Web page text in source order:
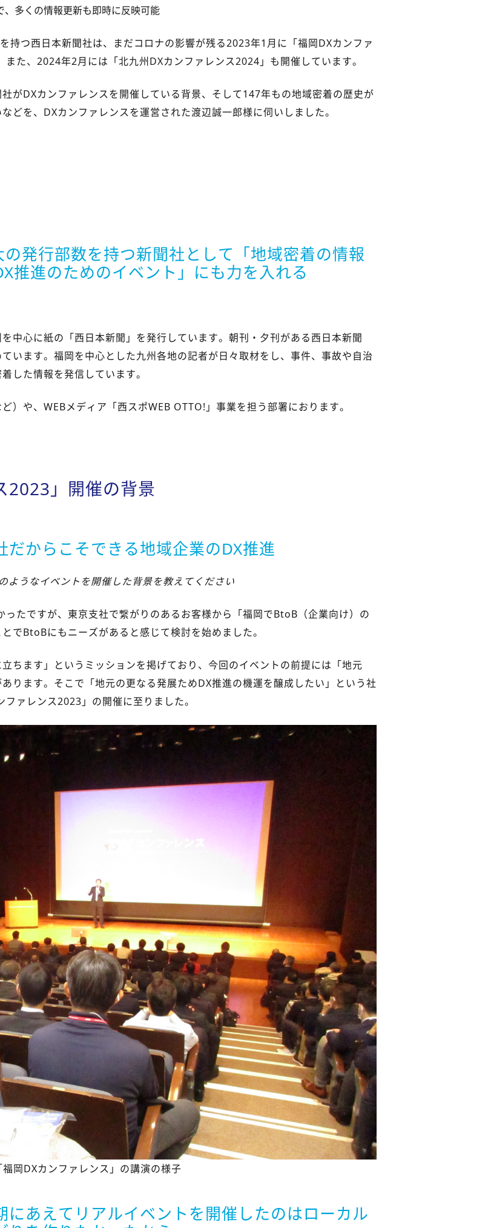
多くの情報更新も即時に反映可能
持つ西日本新聞社は、まだコロナの影響が残る2023年1月に「福岡DXカンファ
た、2024年2月には「北九州DXカンファレンス2024」も開催しています。
がDXカンファレンスを開催している背景、そして147年もの地域密着の歴史が
どを、DXカンファレンスを運営された渡辺誠一郎様に伺いしました。
発行部数を持つ新聞社として「地域密着の情報
推進のためのイベント」にも力を入れる
中心に紙の「西日本新聞」を発行しています。朝刊・夕刊がある西日本新聞
います。福岡を中心とした九州各地の記者が日々取材をし、事件、事故や自治
した情報を発信しています。
）や、WEBメディア「西スポWEB OTTO!」事業を担う部署におります。
2023」開催の背景
からこそできる地域企業のDX推進
ようなイベントを開催した背景を教えてください
たですが、東京支社で繋がりのあるお客様から「福岡でBtoB（企業向け）の
でBtoBにもニーズがあると感じて検討を始めました。
ちます」というミッションを掲げており、今回のイベントの前提には「地元
ります。そこで「地元の更なる発展ためDX推進の機運を醸成したい」という社
ァレンス2023」の開催に至りました。
福岡DXカンファレンス」の講演の様子
にあえてリアルイベントを開催したのはローカル